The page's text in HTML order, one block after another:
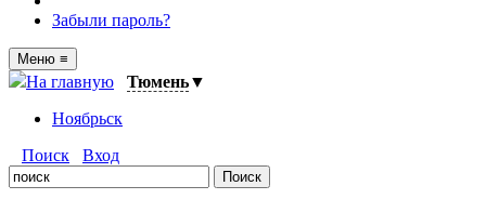
Забыли пароль?
Меню ≡
На главную Тюмень▼
Ноябрьск
Поиск
Вход